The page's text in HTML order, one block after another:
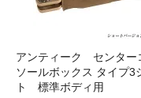
アンティーク センター
ソールボックス タイプ3
ト 標準ボディ用